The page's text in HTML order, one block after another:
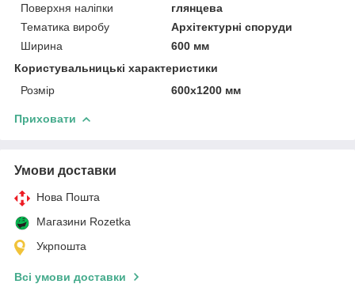
Поверхня наліпки
глянцева
Тематика виробу
Архітектурні споруди
Ширина
600 мм
Користувальницькі характеристики
Розмір
600х1200 мм
Приховати
Умови доставки
Нова Пошта
Магазини Rozetka
Укрпошта
Всі умови доставки